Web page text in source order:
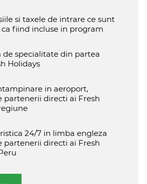
si taxele de intrare ce sunt
fiind incluse in program
de specialitate din partea
Holidays
in aeroport,
partenerii directi ai Fresh
24/7 in limba engleza
partenerii directi ai Fresh